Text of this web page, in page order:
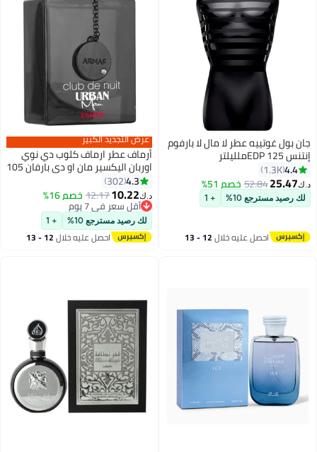
جان بول غوتييه عطر لا مال لا بارفوم
إنتنس EDP 125ملليلتر
4.4
1.3K
د.ك‏25.47
52.84خصم 51%
لك رصيد مسترجع 10% + 1
احصل عليه خلال 12 - 13
عرض التجديد الكبير
أرماف عطر ارماف كلوب دي نوي
اوربان اليكسير مان او دي بارفان 105
مل للرجال، اسود، عطور للرجال
4.3
302
د.ك‏10.22
12.17خصم 16%
أقل سعر في 7 يوم
أقل سعر في 7 يوم
لك رصيد مسترجع 10% + 1
احصل عليه خلال 12 - 13